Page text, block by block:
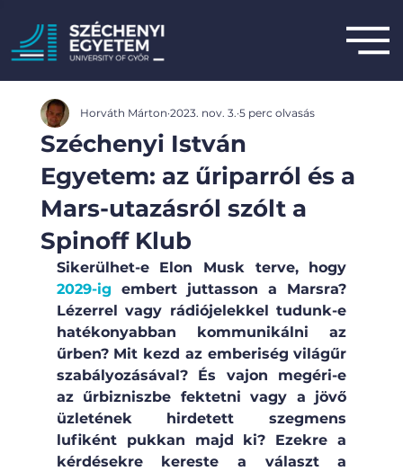
Széchenyi István
Egyetem: az űriparról és a
Mars-utazásról szólt a
Spinoff Klub
Horváth Márton 2023. nov. 3. 5 perc olvasás
2029-ig embert juttasson a Marsra?
Lézerrel vagy rádiójelekkel tudunk-e
hatékonyabban kommunikálni az
űrben? Mit kezd az emberiség világűr
szabályozásával? És vajon megéri-e
az űrbizniszbe fektetni vagy a jövő
üzletének hirdetett szegmens
lufiként pukkan majd ki? Ezekre a
kérdésekre kereste a választ a